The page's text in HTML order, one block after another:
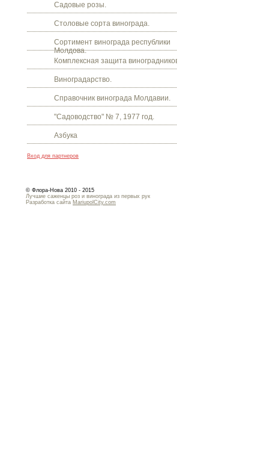
Садовые розы.
Столовые сорта винограда.
Сортимент винограда республики
Молдова.
Комплексная защита виноградников.
Виноградарство.
Справочник винограда Молдавии.
"Садоводство" № 7, 1977 год.
Азбука
Вход для партнеров
© Флора-Нова 2010 - 2015
Лучшие саженцы роз и винограда из первых рук
Разработка сайта MariupolCity.com